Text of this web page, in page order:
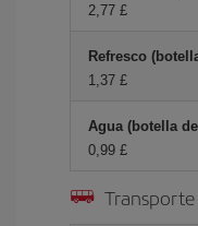
2,77 £
Refresco
1,37 £
Agua (botella
0,99 £
Transporte